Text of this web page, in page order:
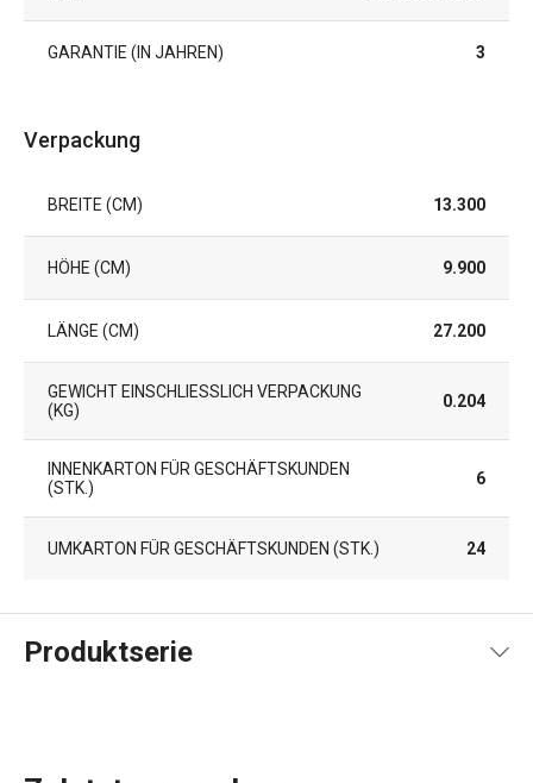
GARANTIE (IN JAHREN) 3
Verpackung
BREITE (CM) 13.300
HÖHE (CM) 9.900
LÄNGE (CM) 27.200
GEWICHT EINSCHLIESSLICH VERPACKUNG (
KG)
0.204
INNENKARTON FÜR GESCHÄFTSKUNDEN
(STK.)
6
UMKARTON FÜR GESCHÄFTSKUNDEN (STK.) 24
Produktserie